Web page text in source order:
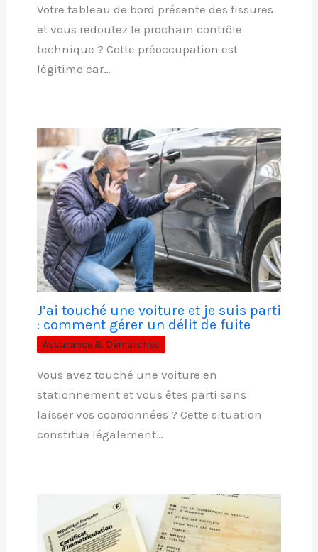
Votre tableau de bord présente des fissures
et vous redoutez le prochain contrôle
technique ? Cette préoccupation est
légitime car…
J’ai touché une voiture et je suis parti
: comment gérer un délit de fuite
Assurance & Démarches
Vous avez touché une voiture en
stationnement et vous êtes parti sans
laisser vos coordonnées ? Cette situation
constitue légalement…